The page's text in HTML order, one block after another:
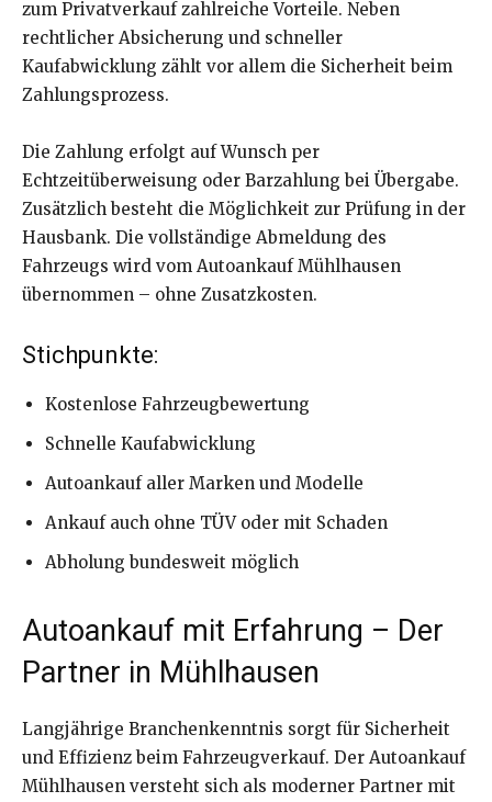
zum Privatverkauf zahlreiche Vorteile. Neben
rechtlicher Absicherung und schneller
Kaufabwicklung zählt vor allem die Sicherheit beim
Zahlungsprozess.
Die Zahlung erfolgt auf Wunsch per
Echtzeitüberweisung oder Barzahlung bei Übergabe.
Zusätzlich besteht die Möglichkeit zur Prüfung in der
Hausbank. Die vollständige Abmeldung des
Fahrzeugs wird vom Autoankauf Mühlhausen
übernommen – ohne Zusatzkosten.
Stichpunkte:
Kostenlose Fahrzeugbewertung
Schnelle Kaufabwicklung
Autoankauf aller Marken und Modelle
Ankauf auch ohne TÜV oder mit Schaden
Abholung bundesweit möglich
Autoankauf mit Erfahrung – Der
Partner in Mühlhausen
Langjährige Branchenkenntnis sorgt für Sicherheit
und Effizienz beim Fahrzeugverkauf. Der Autoankauf
Mühlhausen versteht sich als moderner Partner mit